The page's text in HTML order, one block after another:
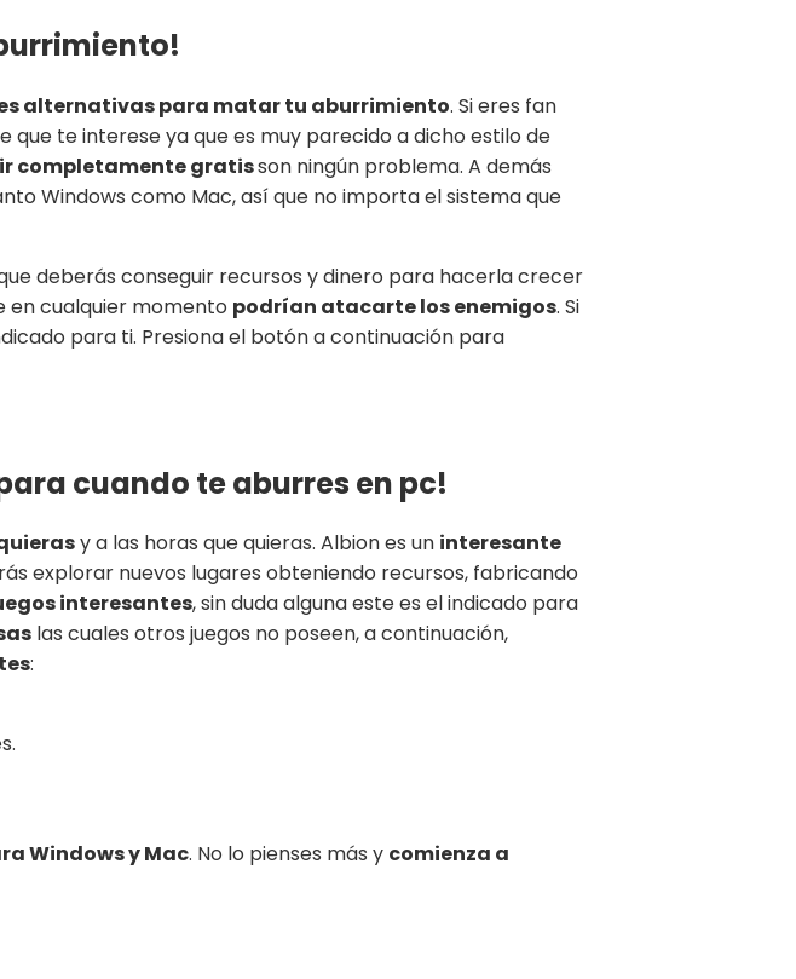
alternativas para matar tu aburrimiento. Si eres fan
que te interese ya que es muy parecido a dicho estilo de
completamente gratisson ningún problema. A demás
Windows como Mac, así que no importa el sistema que
deberás conseguir recursos y dinero para hacerla crecer
en cualquier momento podrían atacarte los enemigos. Si
para ti. Presiona el botón a continuación para
cuando te aburres en pc!
y a las horas que quieras. Albion es un interesante
explorar nuevos lugares obteniendo recursos, fabricando
interesantes, sin duda alguna este es el indicado para
las cuales otros juegos no poseen, a continuación,
:
Windows y Mac. No lo pienses más y comienza a